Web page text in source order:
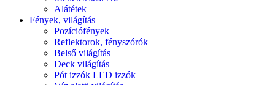
Alátétek
Fények, világítás
Pozíciófények
Reflektorok, fényszórók
Belső világítás
Deck világítás
Pót izzók LED izzók